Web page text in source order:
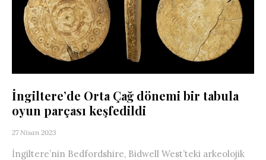
İngiltere’de Orta Çağ dönemi bir tabula
oyun parçası keşfedildi
27 Nisan 2023
İngiltere’nin Bedfordshire, Bidwell West’teki arkeolojik